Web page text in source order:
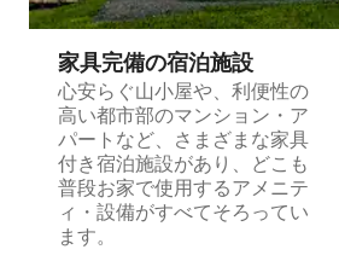
家具完備の宿⁠泊⁠施⁠設
心安らぐ山小屋や、利便性の
高い都市部のマンション・ア
パートなど、さまざまな家具
付き宿泊施設があり、どこも
普段お家で使用するアメニテ
ィ・設備がすべてそろってい
ます。